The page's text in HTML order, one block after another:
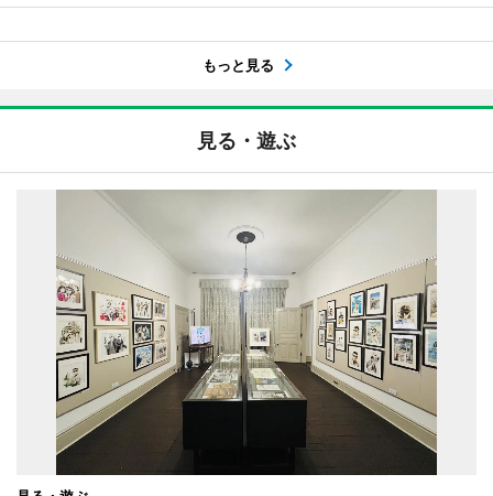
もっと見る
見る・遊ぶ